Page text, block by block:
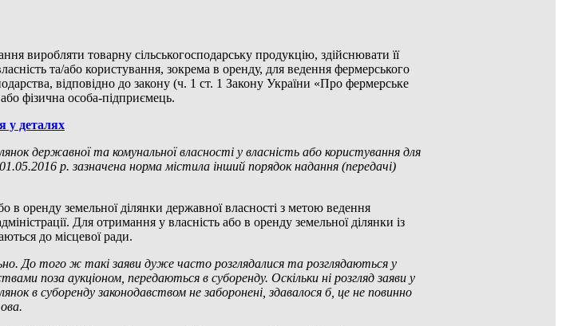
виробляти товарну сільськогосподарську продукцію, здійснювати її
та/або користування, зокрема в оренду, для ведення фермерського
відповідно до закону (ч. 1 ст. 1 Закону України «Про фермерське
фізична особа-підприємець.
у деталях
державної та комунальної власності у власність або користування для
р. зазначена норма містила інший порядок надання (передачі)
в оренду земельної ділянки державної власності з метою ведення
Для отримання у власність або в оренду земельної ділянки із
до місцевої ради.
До того ж такі заяви дуже часто розглядалися та розглядаються у
поза аукціоном, передаються в суборенду. Оскільки ні розгляд заяви у
в суборенду законодавством не заборонені, здавалося б, це не повинно